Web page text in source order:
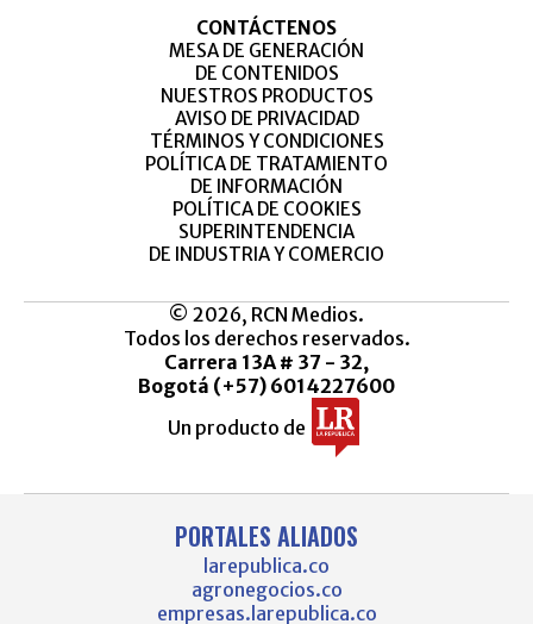
CONTÁCTENOS
MESA DE GENERACIÓN
DE CONTENIDOS
NUESTROS PRODUCTOS
AVISO DE PRIVACIDAD
TÉRMINOS Y CONDICIONES
POLÍTICA DE TRATAMIENTO
DE INFORMACIÓN
POLÍTICA DE COOKIES
SUPERINTENDENCIA
DE INDUSTRIA Y COMERCIO
© 2026, RCN Medios.
Todos los derechos reservados.
Carrera 13A # 37 - 32,
Bogotá (+57) 6014227600
Un producto de
PORTALES ALIADOS
larepublica.co
agronegocios.co
empresas.larepublica.co